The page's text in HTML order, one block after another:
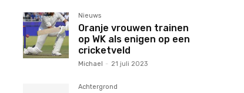
Nieuws
Oranje vrouwen trainen
op WK als enigen op een
cricketveld
Michael - 21 juli 2023
Achtergrond